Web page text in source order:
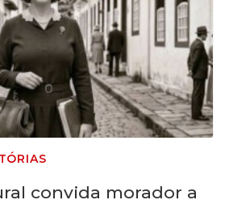
convida morador a